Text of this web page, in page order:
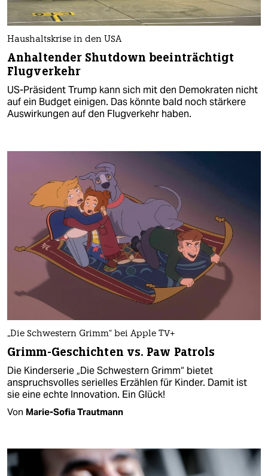
Haushaltskrise in den USA
Anhaltender Shutdown beeinträchtigt
Flugverkehr
US-Präsident Trump kann sich mit den Demokraten nicht
auf ein Budget einigen. Das könnte bald noch stärkere
Auswirkungen auf den Flugverkehr haben.
„Die Schwestern Grimm“ bei Apple TV+
Grimm-Geschichten vs. Paw Patrols
Die Kinderserie „Die Schwestern Grimm“ bietet
anspruchsvolles serielles Erzählen für Kinder. Damit ist
sie eine echte Innovation. Ein Glück!
Von Marie-Sofia Trautmann